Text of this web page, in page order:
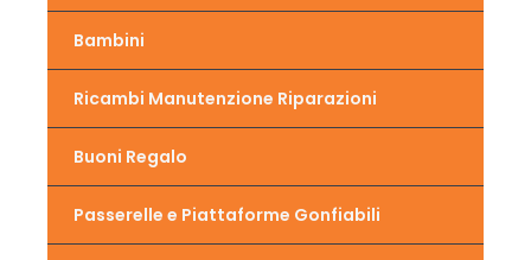
Bambini
Ricambi Manutenzione Riparazioni
Buoni Regalo
Passerelle e Piattaforme Gonfiabili